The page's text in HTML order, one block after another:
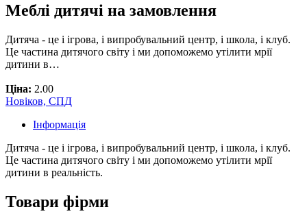
Меблі дитячі на замовлення
Дитяча - це і ігрова, і випробувальний центр, і школа, і клуб.
Це частина дитячого світу і ми допоможемо утілити мрії
дитини в…
Ціна: 2.00
Новіков, СПД
Інформація
Дитяча - це і ігрова, і випробувальний центр, і школа, і клуб.
Це частина дитячого світу і ми допоможемо утілити мрії
дитини в реальність.
Товари фірми